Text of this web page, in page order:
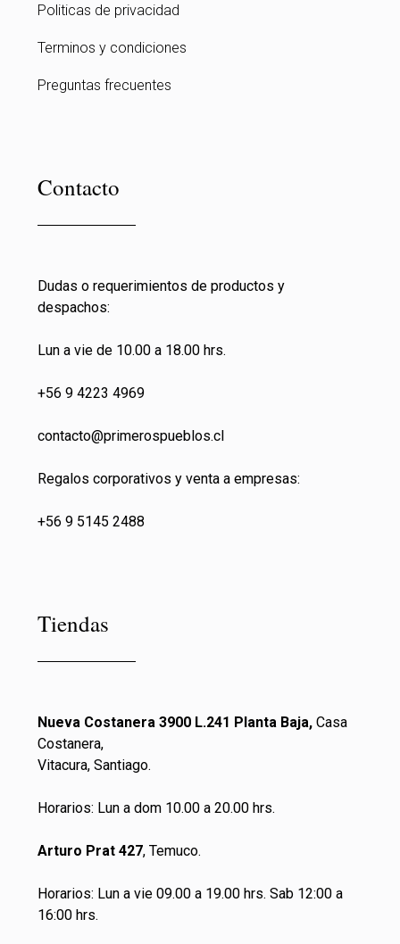
Politicas de privacidad
Terminos y condiciones
Preguntas frecuentes
Contacto
Dudas o requerimientos de productos y
despachos:
Lun a vie de 10.00 a 18.00 hrs.
+56 9 4223 4969
contacto@primerospueblos.cl
Regalos corporativos y venta a empresas:
+56 9 5145 2488
Tiendas
Nueva Costanera 3900 L.241 Planta Baja, Casa
Costanera,
Vitacura, Santiago.
Horarios: Lun a dom 10.00 a 20.00 hrs.
Arturo Prat 427, Temuco.
Horarios: Lun a vie 09.00 a 19.00 hrs. Sab 12:00 a
16:00 hrs.